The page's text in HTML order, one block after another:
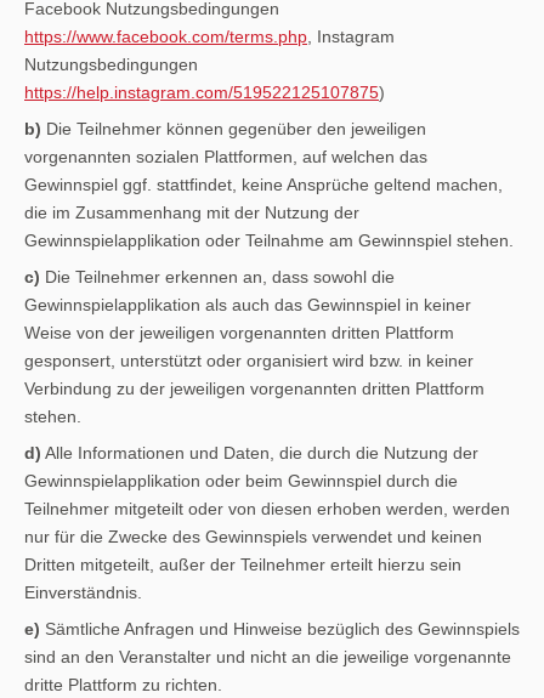
Facebook Nutzungsbedingungen
https://www.facebook.com/terms.php , Instagram
Nutzungsbedingungen
https://help.instagram.com/519522125107875)
b) Die Teilnehmer können gegenüber den jeweiligen
vorgenannten sozialen Plattformen, auf welchen das
Gewinnspiel ggf. stattfindet, keine Ansprüche geltend machen,
die im Zusammenhang mit der Nutzung der
Gewinnspielapplikation oder Teilnahme am Gewinnspiel stehen.
c) Die Teilnehmer erkennen an, dass sowohl die
Gewinnspielapplikation als auch das Gewinnspiel in keiner
Weise von der jeweiligen vorgenannten dritten Plattform
gesponsert, unterstützt oder organisiert wird bzw. in keiner
Verbindung zu der jeweiligen vorgenannten dritten Plattform
stehen.
d) Alle Informationen und Daten, die durch die Nutzung der
Gewinnspielapplikation oder beim Gewinnspiel durch die
Teilnehmer mitgeteilt oder von diesen erhoben werden, werden
nur für die Zwecke des Gewinnspiels verwendet und keinen
Dritten mitgeteilt, außer der Teilnehmer erteilt hierzu sein
Einverständnis.
e) Sämtliche Anfragen und Hinweise bezüglich des Gewinnspiels
sind an den Veranstalter und nicht an die jeweilige vorgenannte
dritte Plattform zu richten.